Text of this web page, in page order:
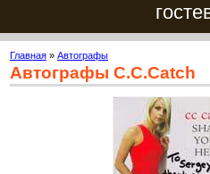
Главная » Автографы
Автографы С.C.Catch